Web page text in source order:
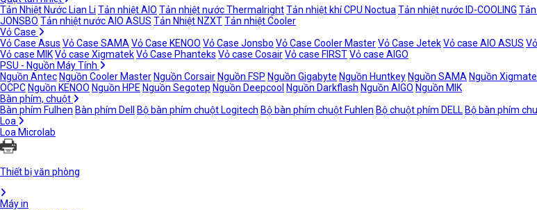
Tản Nhiệt Nước Lian Li Tản nhiệt AIO Tản nhiệt nước ThermalrightTản nhiệt khí CPU Noctua Tản nhiệt nước ID-COOLING Tản
JONSBO Tản nhiệt nước AIO ASUS Tản Nhiệt NZXTTản nhiệt Cooler
Vỏ Case
Vỏ Case Asus Vỏ Case SAMA Vỏ Case KENOO Vỏ Case Jonsbo Vỏ Case Cooler MasterVỏ Case JetekVỏ case AIO ASUS
Vỏ case MIKVỏ case XigmatekVỏ Case Phanteks Vỏ case CosairVỏ case FIRSTVỏ case AIGO
PSU - Nguồn Máy Tính
Nguồn Antec Nguồn Cooler Master Nguồn Corsair Nguồn FSP Nguồn Gigabyte Nguồn Huntkey Nguồn SAMA Nguồn
OCPC Nguồn KENOO Nguồn HPE Nguồn Segotep Nguồn Deepcool Nguồn Darkflash Nguồn AIGO Nguồn MIK
Bàn phím, chuột
Bàn phím Fulhen Bàn phím Dell Bộ bàn phím chuột Logitech Bộ bàn phím chuột Fuhlen Bộ chuột phím DELL Bộ bàn phím
Loa
Loa Microlab
Thiết bị văn phòng
Máy in